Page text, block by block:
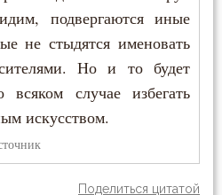
подвергаются иные
не стыдятся именовать
Но и то будет
случае избегать
искусством.
Поделиться цитатой